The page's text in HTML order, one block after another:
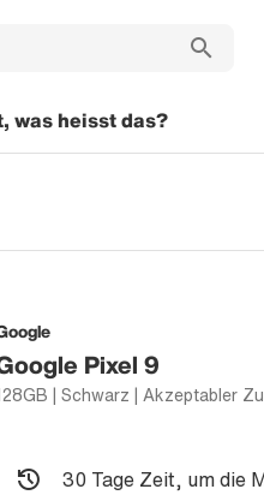
was heisst das?
Pixel 9
| Schwarz | Akzeptabler
30 Tage Zeit, um die